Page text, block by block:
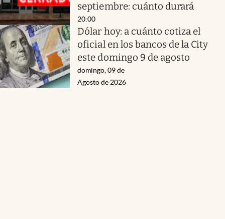
septiembre: cuánto durará
20:00
Dólar hoy: a cuánto cotiza el
oficial en los bancos de la City
este domingo 9 de agosto
domingo, 09 de
Agosto de 2026